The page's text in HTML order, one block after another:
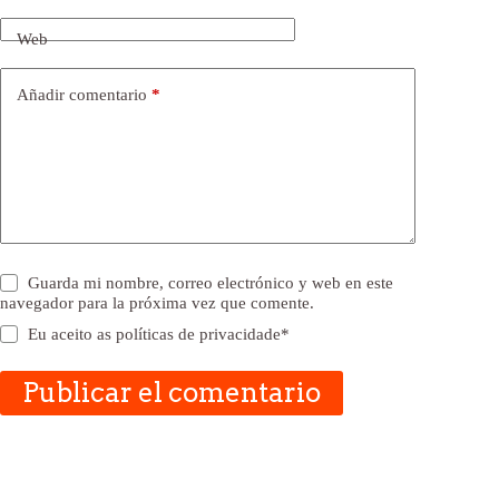
Web
Añadir comentario *
Guarda mi nombre, correo electrónico y web en este
navegador para la próxima vez que comente.
Eu aceito aspolíticas de privacidade*
Publicar el comentario